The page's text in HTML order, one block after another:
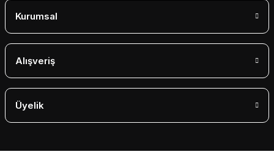
Kurumsal
Alışveriş
Üyelik